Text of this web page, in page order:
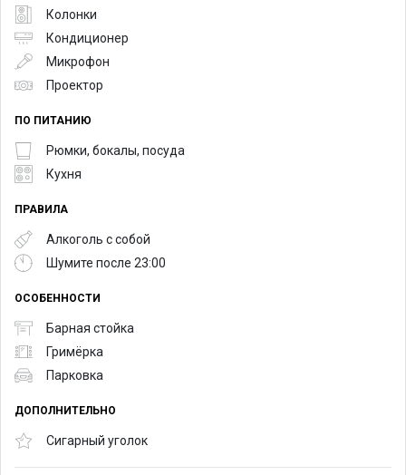
Колонки
Кондиционер
Микрофон
Проектор
ПО ПИТАНИЮ
Рюмки, бокалы, посуда
Кухня
ПРАВИЛА
Алкоголь с собой
Шумите после 23:00
ОСОБЕННОСТИ
Барная стойка
Гримёрка
Парковка
ДОПОЛНИТЕЛЬНО
Сигарный уголок